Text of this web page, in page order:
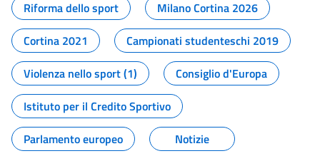
Riforma dello sport
Milano Cortina 2026
Cortina 2021
Campionati studenteschi 2019
Violenza nello sport (1)
Consiglio d'Europa
Istituto per il Credito Sportivo
Parlamento europeo
Notizie